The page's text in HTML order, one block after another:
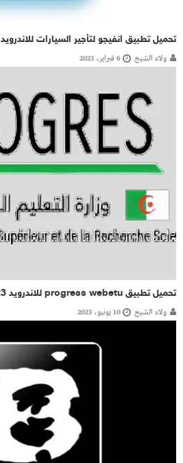
تحميل تطبيق انفيجو لتأجير السيارات للاندرويد 2023 مجانا
ولاء الشيخ 6 فبراير، 2023
تحميل تطبيق progress webetu للاندرويد apk 2023 اخر اصدار
ولاء الشيخ 10 يونيو، 2023